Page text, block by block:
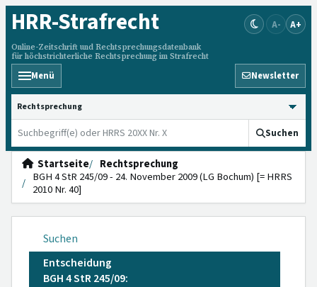
HRR-Strafrecht
Online-Zeitschrift und Rechtsprechungsdatenbank
für höchstrichterliche Rechtsprechung im Strafrecht
A- A+
Menü Newsletter
HRRS durchsuchen
Suchen
Startseite
Rechtsprechung
BGH 4 StR 245/09 - 24. November 2009 (LG Bochum) [= HRRS
2010 Nr. 40]
Suchen
Entscheidung
BGH 4 StR 245/09: